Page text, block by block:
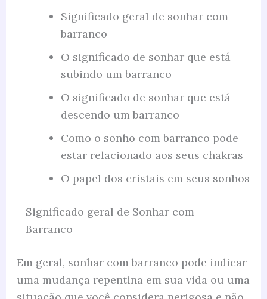
Significado geral de sonhar com
barranco
O significado de sonhar que está
subindo um barranco
O significado de sonhar que está
descendo um barranco
Como o sonho com barranco pode
estar relacionado aos seus chakras
O papel dos cristais em seus sonhos
Significado geral de Sonhar com
Barranco
Em geral, sonhar com barranco pode indicar
uma mudança repentina em sua vida ou uma